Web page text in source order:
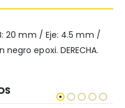
20 mm / Eje: 4.5 mm /
epoxi. DERECHA.